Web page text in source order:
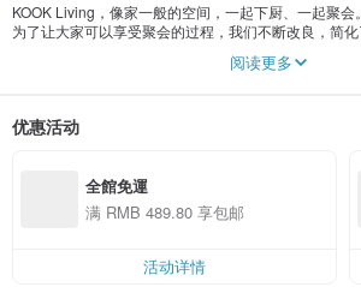
KOOK Living，像家一般的空间，一起下厨、一起聚会。
为了让大家可以享受聚会的过程，我们不断改良，简
留下过程的欢乐互动，和成品超美味的成就感。
好自己下厨。对不常下厨的人来说采买就是一个大问
在KOOK Living我们看过许多原本不常下厨、甚至还
得已）自己煮菜的过程中得到许多自信和乐趣。没有
所以我们决定创立酷酷煮，把之前在KOOK Living给
阅读更多
优惠活动
全館免運
满 RMB 489.80 享包邮
活动详情